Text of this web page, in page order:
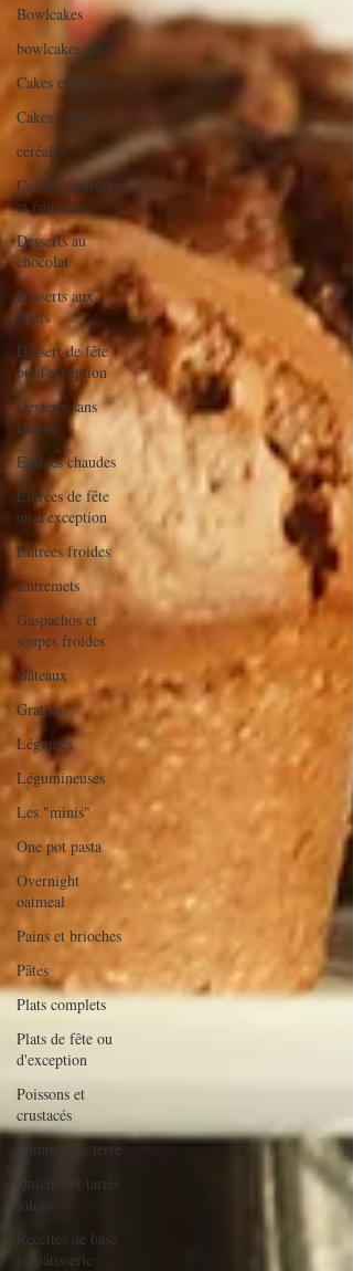
Bowlcakes
bowlcakes salés
Cakes et muffins
Cakes salés
céréales
Crêpes, gaufres
et pancakes
Desserts au
chocolat
Desserts aux
fruits
Dessert de fête
ou d'exception
Desserts sans
lactose
Entrées chaudes
Entrées de fête
ou d'exception
Entrées froides
Entremets
Gaspachos et
soupes froides
Gâteaux
Gratins
Légumes
Légumineuses
Les "minis"
One pot pasta
Overnight
oatmeal
Pains et brioches
Pâtes
Plats complets
Plats de fête ou
d'exception
Poissons et
crustacés
Pommes de terre
Quiches et tartes
salées
Recettes de base
en pâtisserie